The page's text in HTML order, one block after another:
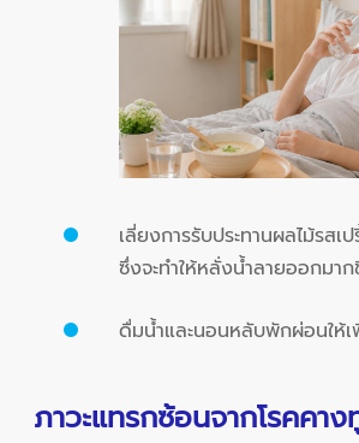
เลี่ยงการรับประทานผลไม้รสเ
ซึ่งจะทำให้หลั่งน้ำลายออกมา
ดื่มน้ำและนอนหลับพักผ่อนให้
ภาวะแทรกซ้อนจากโรคคา